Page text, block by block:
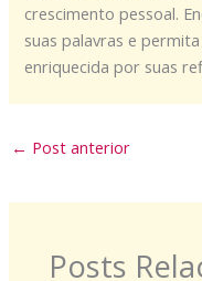
crescimento pessoal.
suas palavras e
enriquecida por suas
← Post anterior
Posts